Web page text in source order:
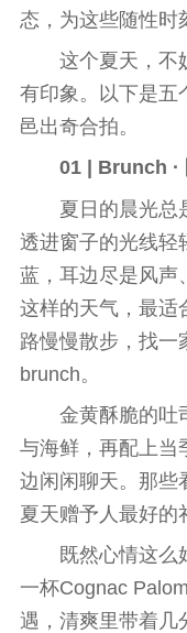
态，为这些随性时
这个夏天，不
有印象。以下是五
邑出奇合拍。
01 | Brunch
夏日的晨光总
透进窗子的光线轻
蓝，耳边尽是风声
这样的天气，最适
路慢慢散步，找一
brunch。
金黄酥脆的吐
与海鲜，再配上当
边闲闲聊天。那些
夏天赠予人最好的
既然心情这么
一杯Cognac
遇，清爽里带着几